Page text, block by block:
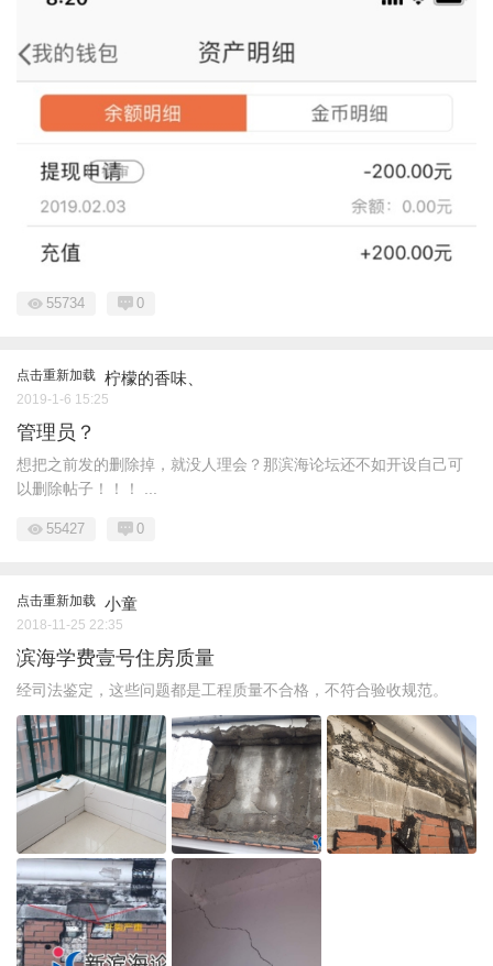
55734 0
点击重新加载 柠檬的香味、
2019-1-6 15:25
管理员？
想把之前发的删除掉，就没人理会？那滨海论坛还不如开设自己可
以删除帖子！！！ ...
55427 0
点击重新加载 小童
2018-11-25 22:35
滨海学费壹号住房质量
经司法鉴定，这些问题都是工程质量不合格，不符合验收规范。